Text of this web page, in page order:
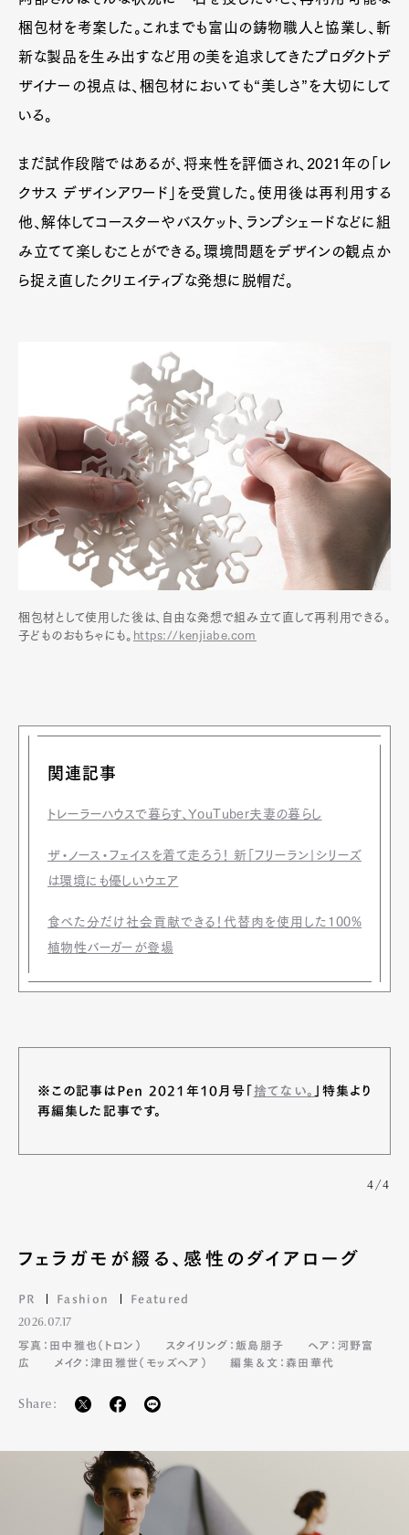
Pen Membership
Magazine
Official Columnist
About
Pen Meet
Pen international Pen tw
梱包材を考案した。これまでも富山の鋳物職人と協業し、斬
新な製品を生み出すなど用の美を追求してきたプロダクトデ
ザイナーの視点は、梱包材においても“美しさ”を大切にして
いる。
まだ試作段階ではあるが、将来性を評価され、2021年の「レ
クサス デザインアワード」を受賞した。使用後は再利用する
他、解体してコースターやバスケット、ランプシェードなどに組
み立てて楽しむことができる。環境問題をデザインの観点か
ら捉え直したクリエイティブな発想に脱帽だ。
梱包材として使用した後は、自由な発想で組み立て直して再利用できる。
子どものおもちゃにも。 https://kenjiabe.com
関連記事
トレーラーハウスで暮らす、YouTuber夫妻の暮らし
ザ・ノース・フェイスを着て走ろう！ 新「フリーラン」シリーズ
は環境にも優しいウエア
食べた分だけ社会貢献できる！代替肉を使用した100%
植物性バーガーが登場
※この記事はPen 2021年10月号「 捨てない。
」特集より
再編集した記事です。
4/4
フェラガモが綴る、感性のダイアローグ
PR Fashion Featured
2026.07.17
写真：田中雅也（トロン）
スタイリング：飯島朋子
ヘア：河野富
広
メイク：津田雅世（モッズヘア） 編集＆文：森田華代
Share: